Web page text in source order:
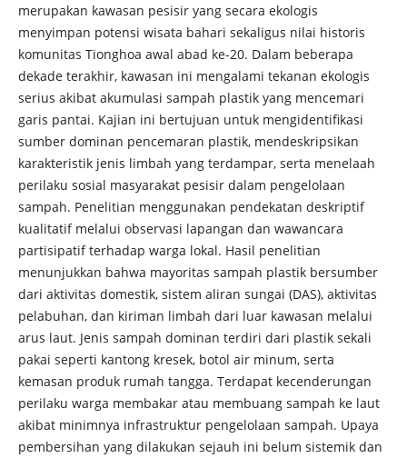
merupakan kawasan pesisir yang secara ekologis
menyimpan potensi wisata bahari sekaligus nilai historis
komunitas Tionghoa awal abad ke-20. Dalam beberapa
dekade terakhir, kawasan ini mengalami tekanan ekologis
serius akibat akumulasi sampah plastik yang mencemari
garis pantai. Kajian ini bertujuan untuk mengidentifikasi
sumber dominan pencemaran plastik, mendeskripsikan
karakteristik jenis limbah yang terdampar, serta menelaah
perilaku sosial masyarakat pesisir dalam pengelolaan
sampah. Penelitian menggunakan pendekatan deskriptif
kualitatif melalui observasi lapangan dan wawancara
partisipatif terhadap warga lokal. Hasil penelitian
menunjukkan bahwa mayoritas sampah plastik bersumber
dari aktivitas domestik, sistem aliran sungai (DAS), aktivitas
pelabuhan, dan kiriman limbah dari luar kawasan melalui
arus laut. Jenis sampah dominan terdiri dari plastik sekali
pakai seperti kantong kresek, botol air minum, serta
kemasan produk rumah tangga. Terdapat kecenderungan
perilaku warga membakar atau membuang sampah ke laut
akibat minimnya infrastruktur pengelolaan sampah. Upaya
pembersihan yang dilakukan sejauh ini belum sistemik dan